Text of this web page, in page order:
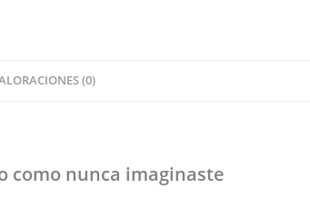
(0)
como nunca imaginaste